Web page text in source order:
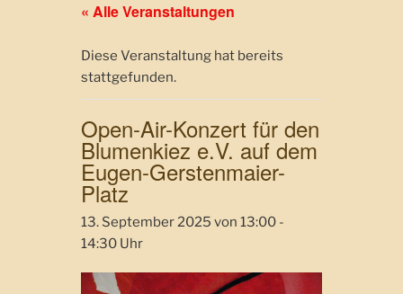
« Alle Veranstaltungen
Diese Veranstaltung hat bereits
stattgefunden.
Open-Air-Konzert für den
Blumenkiez e.V. auf dem
Eugen-Gerstenmaier-
Platz
13. September 2025 von 13:00 -
14:30